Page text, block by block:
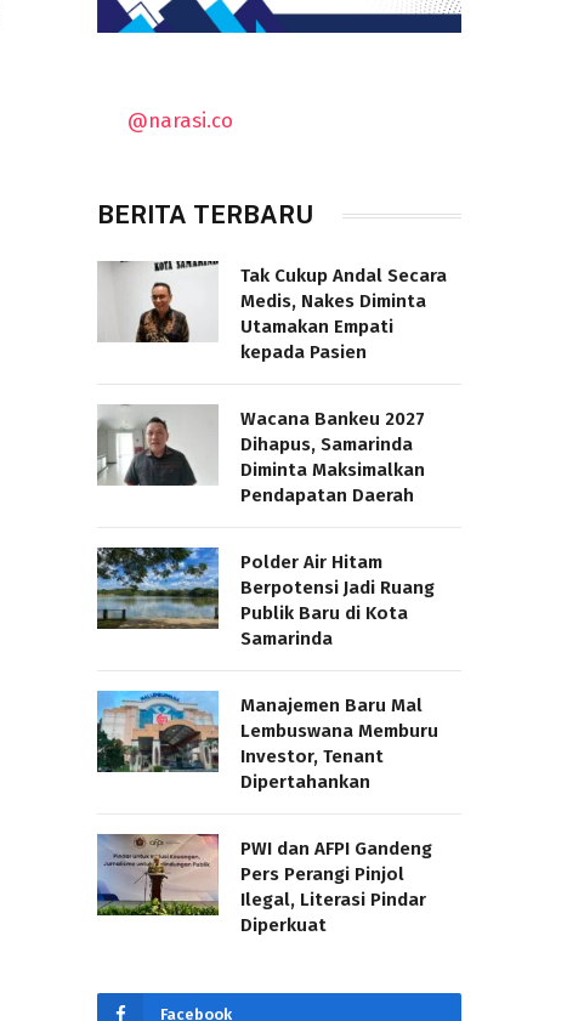
@narasi.co
BERITA TERBARU
Tak Cukup Andal Secara
Medis, Nakes Diminta
Utamakan Empati
kepada Pasien
Wacana Bankeu 2027
Dihapus, Samarinda
Diminta Maksimalkan
Pendapatan Daerah
Polder Air Hitam
Berpotensi Jadi Ruang
Publik Baru di Kota
Samarinda
Manajemen Baru Mal
Lembuswana Memburu
Investor, Tenant
Dipertahankan
PWI dan AFPI Gandeng
Pers Perangi Pinjol
Ilegal, Literasi Pindar
Diperkuat
Facebook